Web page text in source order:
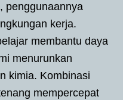
penggunaannya
kerja.
membantu daya
menurunkan
kimia. Kombinasi
mempercepat